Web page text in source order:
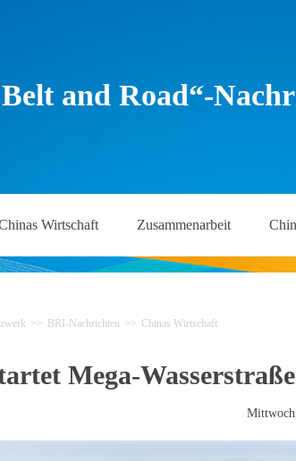
and Road“-
Wirtschaft Zusammenarbeit
>> BRI-Nachrichten >> Chinas Wirtschaft
Mega-